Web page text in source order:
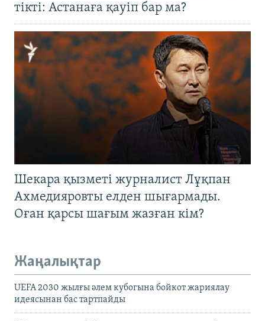
тікті: Астанаға қауіп бар ма?
Шекара қызметі журналист Лұқпан
Ахмедияровты елден шығармады.
Оған қарсы шағым жазған кім?
Жаңалықтар
UEFA 2030 жылғы әлем кубогына бойкот жариялау
идеясынан бас тартпайды